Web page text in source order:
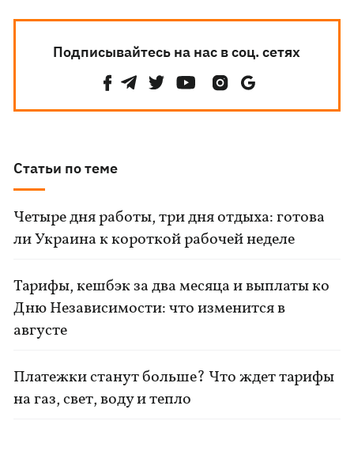
Подписывайтесь на нас в соц. сетях
Статьи по теме
Четыре дня работы, три дня отдыха: готова
ли Украина к короткой рабочей неделе
Тарифы, кешбэк за два месяца и выплаты ко
Дню Независимости: что изменится в
августе
Платежки станут больше? Что ждет тарифы
на газ, свет, воду и тепло